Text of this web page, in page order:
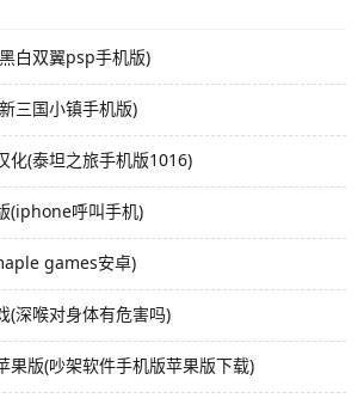
白双翼psp手机版)
三国小镇手机版)
化(泰坦之旅手机版1016)
(iphone呼叫手机)
games安卓)
(深喉对身体有危害吗)
果版(吵架软件手机版苹果版下载)